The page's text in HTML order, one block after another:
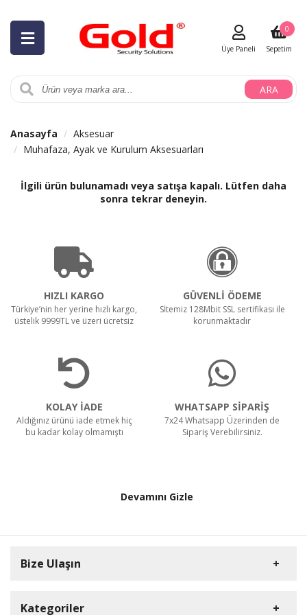
ARA
Üye Paneli Sepetim
0
Anasayfa
Aksesuar
Muhafaza, Ayak ve Kurulum Aksesuarları
İlgili ürün bulunamadı veya satışa kapalı. Lütfen daha
sonra tekrar deneyin.
HIZLI KARGO
Türkiye’nin her yerine hızlı kargo,
üstelik 9999TL ve üzeri ücretsiz
GÜVENLİ ÖDEME
Sİtemiz 128Mbit SSL sertifikası ile
korunmaktadır
KOLAY İADE
Aldığınız ürünü iade etmek hiç
bu kadar kolay olmamıştı
WHATSAPP SİPARİŞ
7x24 Whatsapp Üzerinden de
Sipariş Verebilirsiniz.
Devamını Gizle
Bize Ulaşın
Kategoriler